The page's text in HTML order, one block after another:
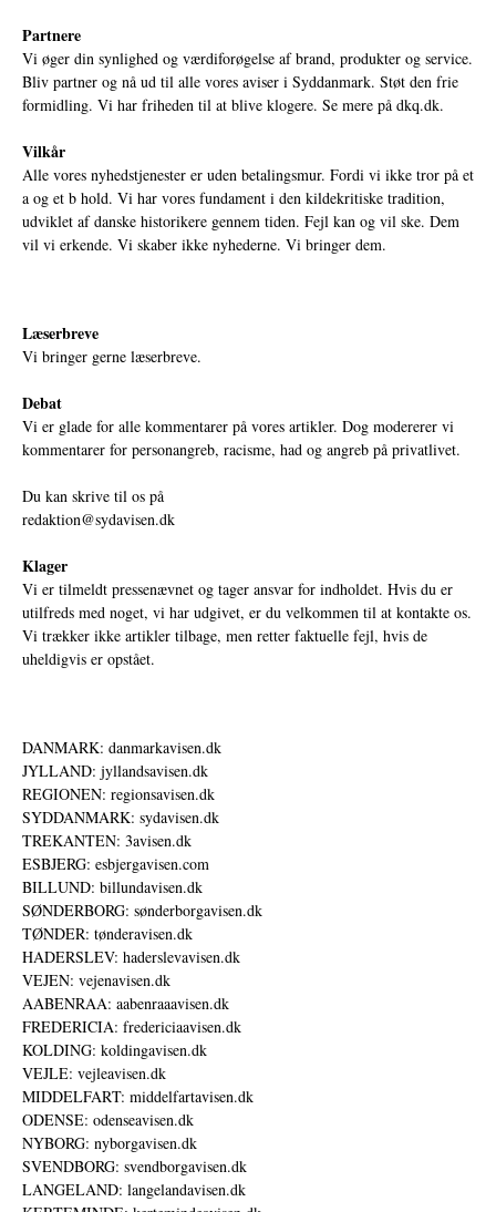
Partnere
Vi øger din synlighed og værdiforøgelse af brand, produkter og service.
Bliv partner og nå ud til alle vores aviser i Syddanmark. Støt den frie
formidling. Vi har friheden til at blive klogere. Se mere på dkq.dk.
Vilkår
Alle vores nyhedstjenester er uden betalingsmur. Fordi vi ikke tror på et
a og et b hold. Vi har vores fundament i den kildekritiske tradition,
udviklet af danske historikere gennem tiden. Fejl kan og vil ske. Dem
vil vi erkende. Vi skaber ikke nyhederne. Vi bringer dem.
Læserbreve
Vi bringer gerne læserbreve.
Debat
Vi er glade for alle kommentarer på vores artikler. Dog modererer vi
kommentarer for personangreb, racisme, had og angreb på privatlivet.
Du kan skrive til os på
redaktion@sydavisen.dk
Klager
Vi er tilmeldt pressenævnet og tager ansvar for indholdet. Hvis du er
utilfreds med noget, vi har udgivet, er du velkommen til at kontakte os.
Vi trækker ikke artikler tilbage, men retter faktuelle fejl, hvis de
uheldigvis er opstået.
DANMARK: danmarkavisen.dk
JYLLAND: jyllandsavisen.dk
REGIONEN: regionsavisen.dk
SYDDANMARK: sydavisen.dk
TREKANTEN: 3avisen.dk
ESBJERG: esbjergavisen.com
BILLUND: billundavisen.dk
SØNDERBORG: sønderborgavisen.dk
TØNDER: tønderavisen.dk
HADERSLEV: haderslevavisen.dk
VEJEN: vejenavisen.dk
AABENRAA: aabenraaavisen.dk
FREDERICIA: fredericiaavisen.dk
KOLDING: koldingavisen.dk
VEJLE: vejleavisen.dk
MIDDELFART: middelfartavisen.dk
ODENSE: odenseavisen.dk
NYBORG: nyborgavisen.dk
SVENDBORG: svendborgavisen.dk
LANGELAND: langelandavisen.dk